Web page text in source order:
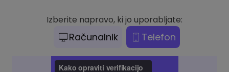
Izberite napravo, ki jo uporabljate:
Računalnik Telefon